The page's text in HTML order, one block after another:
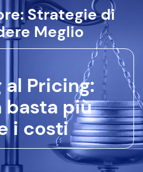
Strategie di
Meglio
al Pricing:
basta più
i costi